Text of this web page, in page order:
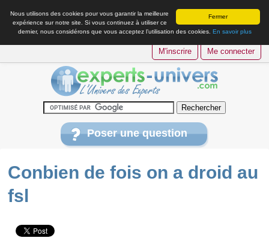
Fermer
Nous utilisons des cookies pour vous garantir la meilleure
expérience sur notre site. Si vous continuez à utiliser ce
dernier, nous considérons que vous acceptez l’utilisation des cookies. En savoir plus
M'inscrire Me connecter
Poser une question
Conbien de fois on a droid au
fsl